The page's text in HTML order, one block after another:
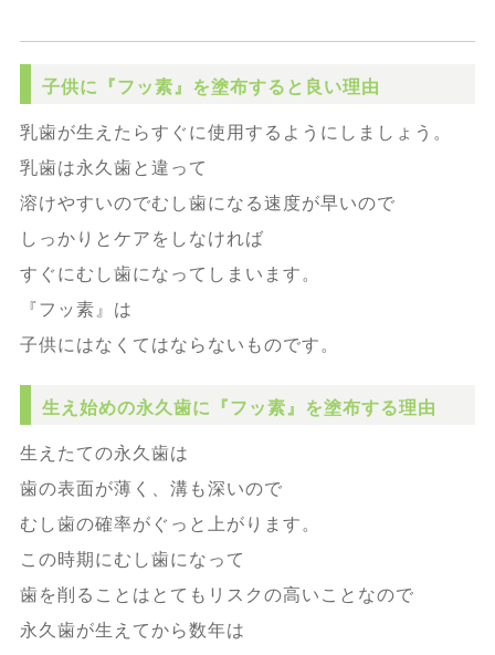
子供に『フッ素』を塗布すると良い理由
乳歯が生えたらすぐに使用するようにしましょう。
乳歯は永久歯と違って
溶けやすいのでむし歯になる速度が早いので
しっかりとケアをしなければ
すぐにむし歯になってしまいます。
『フッ素』は
子供にはなくてはならないものです。
生え始めの永久歯に『フッ素』を塗布する理由
生えたての永久歯は
歯の表面が薄く、溝も深いので
むし歯の確率がぐっと上がります。
この時期にむし歯になって
歯を削ることはとてもリスクの高いことなので
永久歯が生えてから数年は